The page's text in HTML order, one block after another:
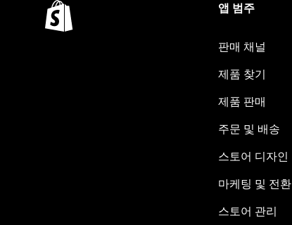
앱 범주
판매 채널
제품 찾기
제품 판매
주문 및 배송
스토어 디자인
마케팅 및 전환
스토어 관리